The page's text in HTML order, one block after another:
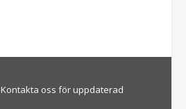
Kontakta oss för uppdaterad